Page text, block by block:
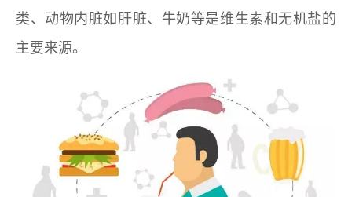
类、动物内脏如肝脏、牛奶等是维生素和无机盐的
主要来源。